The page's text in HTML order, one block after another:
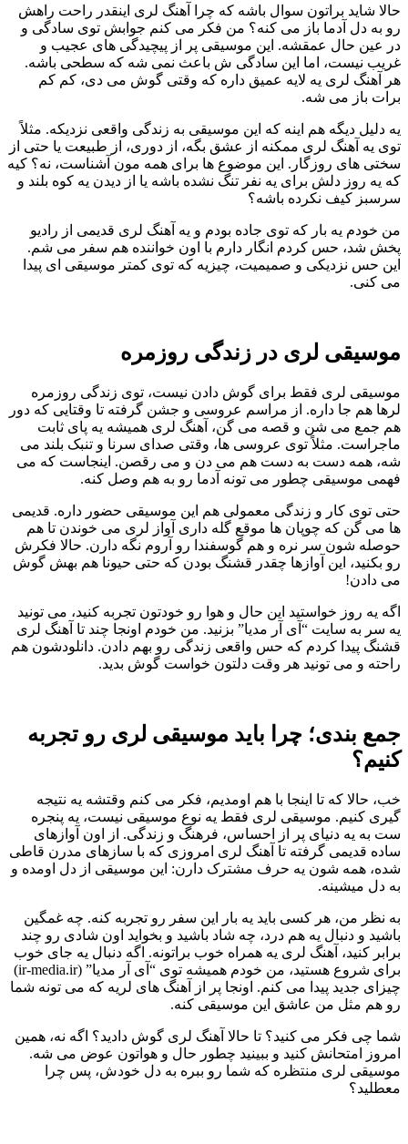
حالا شاید براتون سوال باشه که چرا آهنگ لری اینقدر راحت راهش
رو به دل آدما باز می کنه؟ من فکر می کنم جوابش توی سادگی و
در عین حال عمقشه. این موسیقی پر از پیچیدگی های عجیب و
غریب نیست، اما این سادگی ش باعث نمی شه که سطحی باشه.
هر آهنگ لری یه لایه عمیق داره که وقتی گوش می دی، کم کم
برات باز می شه.
یه دلیل دیگه هم اینه که این موسیقی به زندگی واقعی نزدیکه. مثلاً
توی یه آهنگ لری ممکنه از عشق بگه، از دوری، از طبیعت یا حتی از
سختی های روزگار. این موضوع ها برای همه مون آشناست، نه؟ کیه
که یه روز دلش برای یه نفر تنگ نشده باشه یا از دیدن یه کوه بلند و
سرسبز کیف نکرده باشه؟
من خودم یه بار که توی جاده بودم و یه آهنگ لری قدیمی از رادیو
پخش شد، حس کردم انگار دارم با اون خواننده هم سفر می شم.
این حس نزدیکی و صمیمیت، چیزیه که توی کمتر موسیقی ای پیدا
می کنی.
موسیقی لری در زندگی روزمره
موسیقی لری فقط برای گوش دادن نیست، توی زندگی روزمره
لرها هم جا داره. از مراسم عروسی و جشن گرفته تا وقتایی که دور
هم جمع می شن و قصه می گن، آهنگ لری همیشه یه پای ثابت
ماجراست. مثلاً توی عروسی ها، وقتی صدای سرنا و تنبک بلند می
شه، همه دست به دست هم می دن و می رقصن. اینجاست که می
فهمی موسیقی چطور می تونه آدما رو به هم وصل کنه.
حتی توی کار و زندگی معمولی هم این موسیقی حضور داره. قدیمی
ها می گن که چوپان ها موقع گله داری آواز لری می خوندن تا هم
حوصله شون سر نره و هم گوسفندا رو آروم نگه دارن. حالا فکرش
رو بکنید، این آوازها چقدر قشنگ بودن که حتی حیونا هم بهش گوش
می دادن!
اگه یه روز خواستید این حال و هوا رو خودتون تجربه کنید، می تونید
یه سر به سایت “آی آر مدیا” بزنید. من خودم اونجا چند تا آهنگ لری
قشنگ پیدا کردم که حس واقعی زندگی رو بهم دادن. دانلودشون هم
راحته و می تونید هر وقت دلتون خواست گوش بدید.
جمع بندی؛ چرا باید موسیقی لری رو تجربه
کنیم؟
خب، حالا که تا اینجا با هم اومدیم، فکر می کنم وقتشه یه نتیجه
گیری کنیم. موسیقی لری فقط یه نوع موسیقی نیست، یه پنجره
ست به یه دنیای پر از احساس، فرهنگ و زندگی. از اون آوازهای
ساده قدیمی گرفته تا آهنگ لری امروزی که با سازهای مدرن قاطی
شده، همه شون یه حرف مشترک دارن: این موسیقی از دل اومده و
به دل میشینه.
به نظر من، هر کسی باید یه بار این سفر رو تجربه کنه. چه غمگین
باشید و دنبال یه هم درد، چه شاد باشید و بخواید اون شادی رو چند
برابر کنید، آهنگ لری یه همراه خوب براتونه. اگه دنبال یه جای خوب
برای شروع هستید، من خودم همیشه توی “آی آر مدیا” (ir-media.ir)
چیزای جدید پیدا می کنم. اونجا پر از آهنگ های لریه که می تونه شما
رو هم مثل من عاشق این موسیقی کنه.
شما چی فکر می کنید؟ تا حالا آهنگ لری گوش دادید؟ اگه نه، همین
امروز امتحانش کنید و ببینید چطور حال و هواتون عوض می شه.
موسیقی لری منتظره که شما رو ببره به دل خودش، پس چرا
معطلید؟